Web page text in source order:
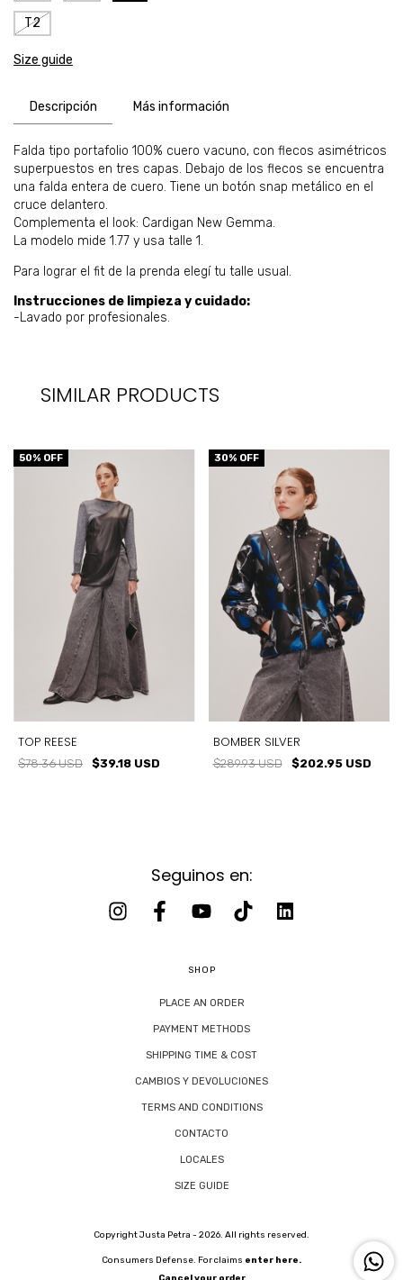
T2
Size guide
Descripción Más información
Falda tipo portafolio 100% cuero vacuno, con flecos asimétricos
superpuestos en tres capas. Debajo de los flecos se encuentra
una falda entera de cuero. Tiene un botón snap metálico en el
cruce delantero.
Complementa el look: Cardigan New Gemma.
La modelo mide 1.77 y usa talle 1.
Para lograr el fit de la prenda elegí tu talle usual.
Instrucciones de limpieza y cuidado:
-Lavado por profesionales.
SIMILAR PRODUCTS
50% OFF
TOP REESE
$78.36 USD $39.18 USD
30% OFF
BOMBER SILVER
$289.93 USD $202.95 USD
Seguinos en:
SHOP
PLACE AN ORDER
PAYMENT METHODS
SHIPPING TIME & COST
CAMBIOS Y DEVOLUCIONES
TERMS AND CONDITIONS
CONTACTO
LOCALES
SIZE GUIDE
Copyright Justa Petra - 2026. All rights reserved.
Consumers Defense. For claims enter here.
Cancel your order